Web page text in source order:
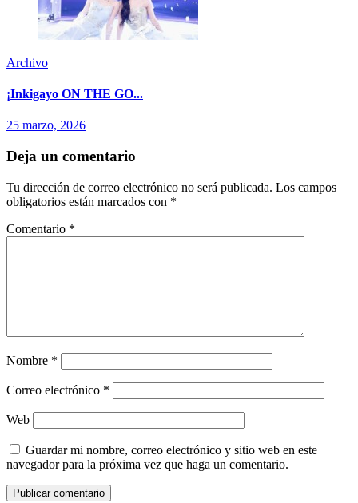
Archivo
¡Inkigayo ON THE GO...
25 marzo, 2026
Deja un comentario
Tu dirección de correo electrónico no será publicada. Los campos
obligatorios están marcados con *
Comentario *
Nombre *
Correo electrónico *
Web
Guardar mi nombre, correo electrónico y sitio web en este
navegador para la próxima vez que haga un comentario.